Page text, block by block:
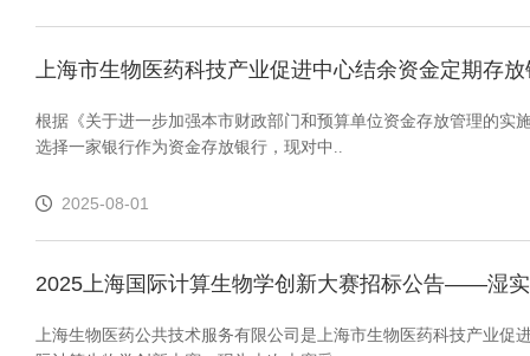
上海市生物医药科技产业促进中心结余资金定期存
根据《关于进一步加强本市财政部门和预算单位资金存放管理的实
选择一家银行作为资金存放银行，现对中..
2025-08-01
2025上海国际计算生物学创新大赛招标公告——湿
上海生物医药公共技术服务有限公司是上海市生物医药科技产业促